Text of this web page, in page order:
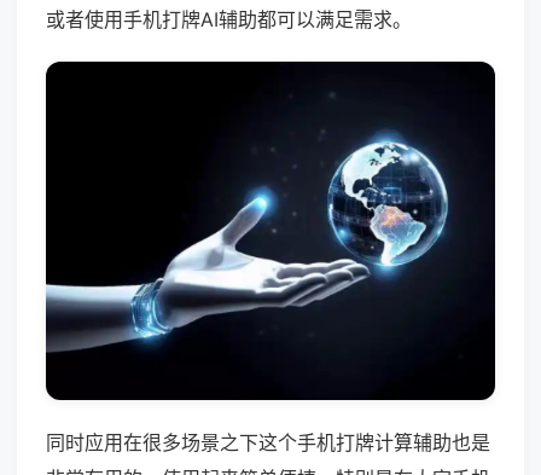
或者使用手机打牌AI辅助都可以满足需求。
同时应用在很多场景之下这个手机打牌计算辅助也是